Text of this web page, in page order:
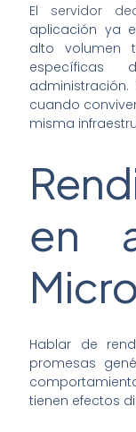
El servidor
aplicación ya
alto volumen
específicas
cuando
misma
en
Hablar de
promesas
tienen efectos